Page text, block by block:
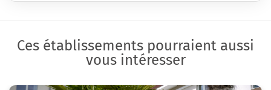
Ces établissements pourraient aussi
vous intéresser